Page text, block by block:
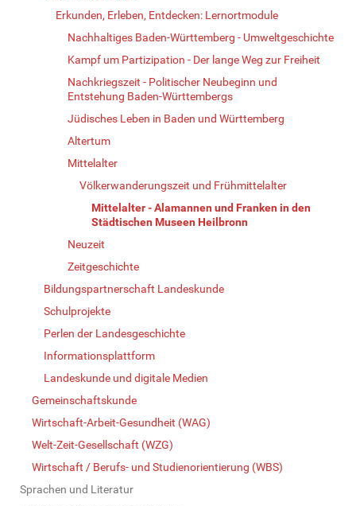
Erkunden, Erleben, Entdecken: Lernortmodule
Nachhaltiges Baden-Württemberg - Umweltgeschichte
Kampf um Partizipation - Der lange Weg zur Freiheit
Nachkriegszeit - Politischer Neubeginn und
Entstehung Baden-Württembergs
Jüdisches Leben in Baden und Württemberg
Altertum
Mittelalter
Völkerwanderungszeit und Frühmittelalter
Mittelalter - Alamannen und Franken in den
Städtischen Museen Heilbronn
Neuzeit
Zeitgeschichte
Bildungspartnerschaft Landeskunde
Schulprojekte
Perlen der Landesgeschichte
Informationsplattform
Landeskunde und digitale Medien
Gemeinschaftskunde
Wirtschaft-Arbeit-Gesundheit (WAG)
Welt-Zeit-Gesellschaft (WZG)
Wirtschaft / Berufs- und Studienorientierung (WBS)
Sprachen und Literatur